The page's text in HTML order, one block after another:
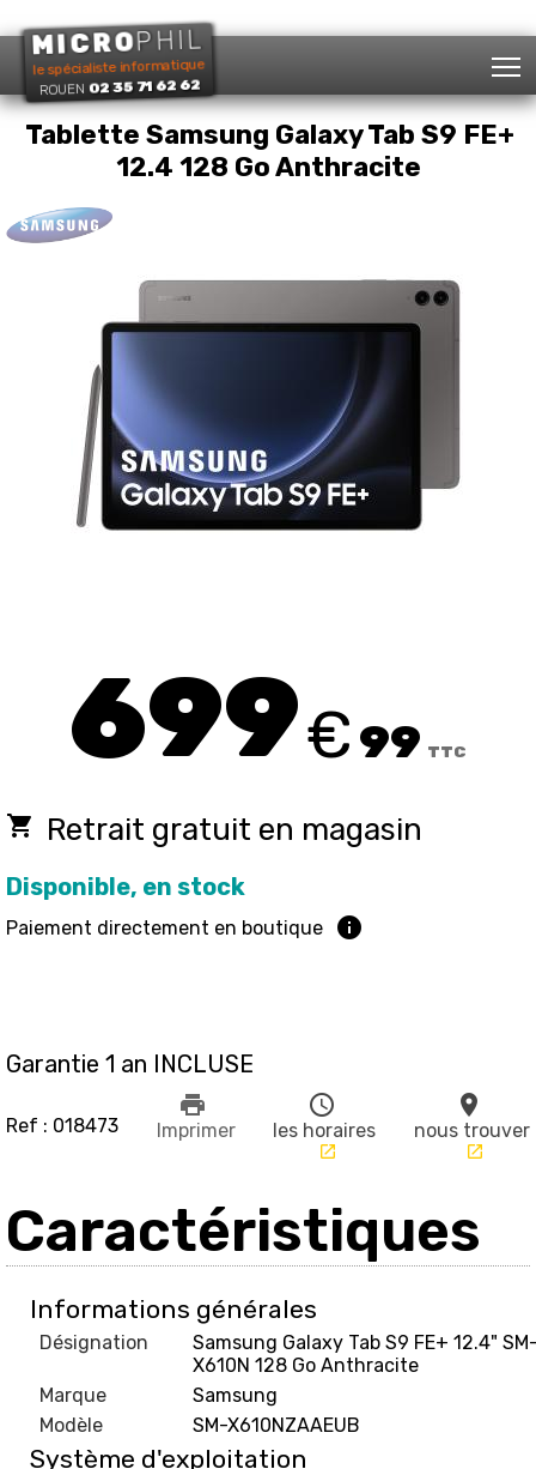
MICROPHIL
le spécialiste informatique
ROUEN 02 35 71 62 62
Tablette Samsung Galaxy Tab S9 FE+
12.4 128 Go Anthracite
699€ 99 TTC
local_grocery_store Retrait gratuit en magasin
Disponible, en stock
Paiement directement en boutique info
Garantie 1 an INCLUSE
Ref : 018473
print
Imprimer
schedule
les horaires
launch
place
nous trouver
launch
Caractéristiques
Informations générales
Désignation
Samsung Galaxy Tab S9 FE+ 12.4"
X610N 128 Go Anthracite
Marque
Samsung
Modèle
SM-X610NZAAEUB
Système d'exploitation